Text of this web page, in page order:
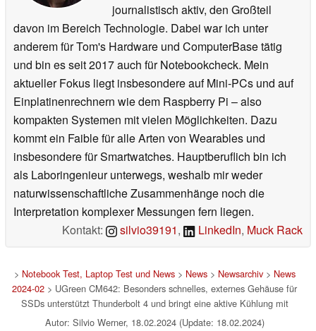
journalistisch aktiv, den Großteil
davon im Bereich Technologie. Dabei war ich unter
anderem für Tom's Hardware und ComputerBase tätig
und bin es seit 2017 auch für Notebookcheck. Mein
aktueller Fokus liegt insbesondere auf Mini-PCs und auf
Einplatinenrechnern wie dem Raspberry Pi – also
kompakten Systemen mit vielen Möglichkeiten. Dazu
kommt ein Faible für alle Arten von Wearables und
insbesondere für Smartwatches. Hauptberuflich bin ich
als Laboringenieur unterwegs, weshalb mir weder
naturwissenschaftliche Zusammenhänge noch die
Interpretation komplexer Messungen fern liegen.
Kontakt:
silvio39191, LinkedIn, Muck Rack
> Notebook Test, Laptop Test und News> News> Newsarchiv> News
2024-02 > UGreen CM642: Besonders schnelles, externes Gehäuse für
SSDs unterstützt Thunderbolt 4 und bringt eine aktive Kühlung mit
Autor: Silvio Werner, 18.02.2024 (Update: 18.02.2024)